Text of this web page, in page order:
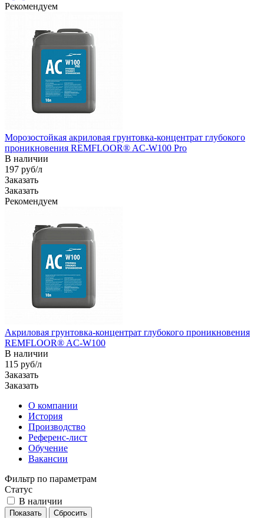
Рекомендуем
Морозостойкая акриловая грунтовка-концентрат глубокого
проникновения REMFLOOR® AC-W100 Pro
В наличии
197 руб/л
Заказать
Заказать
Рекомендуем
Акриловая грунтовка-концентрат глубокого проникновения
REMFLOOR® AC-W100
В наличии
115 руб/л
Заказать
Заказать
О компании
История
Производство
Референс-лист
Обучение
Вакансии
Фильтр по параметрам
Статус
В наличии
Сбросить